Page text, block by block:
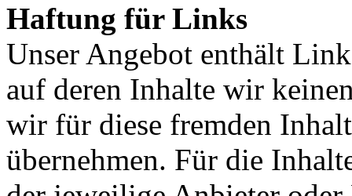
Haftung für Links
Unser Angebot enthält
auf deren Inhalte wir
wir für diese fremden
übernehmen. Für die